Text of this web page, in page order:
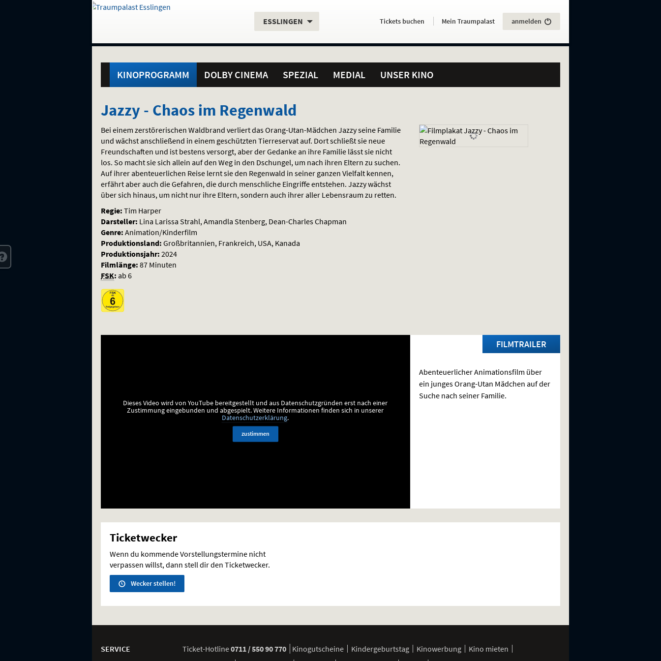
direkt
Inhalt
Menü
und
Gehe
Standortauswahl
Aktueller
ESSLINGEN Servicefunktionen
Aktuelles
HierTickets buchen . Mein Traumpalast anmelden
KINOPROGRAMM DOLBY CINEMA SPEZIAL MEDIAL UNSER KINO
Jazzy
Chaos
im
Regenwald
Jazzy - Chaos im Regenwald
Bei einem zerstörerischen Waldbrand verliert das Orang-Utan-Mädchen Jazzy seine Familie
und wächst anschließend in einem geschützten Tierreservat auf. Dort schließt sie neue
Freundschaften und ist bestens versorgt, aber der Gedanke an ihre Familie lässt sie nicht
los. So macht sie sich allein auf den Weg in den Dschungel, um nach ihren Eltern zu suchen.
Auf ihrer abenteuerlichen Reise lernt sie den Regenwald in seiner ganzen Vielfalt kennen,
erfährt aber auch die Gefahren, die durch menschliche Eingriffe entstehen. Jazzy wächst
über sich hinaus, um nicht nur ihre Eltern, sondern auch ihrer aller Lebensraum zu retten.
Regie: Tim Harper
Darsteller: Lina Larissa Strahl, Amandla Stenberg, Dean-Charles Chapman
Genre: Animation/Kinderfilm
Produktionsland: Großbritannien, Frankreich, USA, Kanada
Produktionsjahr: 2024
Filmlänge: 87 Minuten
FSK: ab 6
FILMTRAILER
Dieses Video wird von YouTube bereitgestellt und aus Datenschutzgründen erst nach einer
Zustimmung eingebunden und abgespielt.Weitere Informationen finden sich in unserer
Datenschutzerklärung.
zustimmen
Abenteuerlicher Animationsfilm über
ein junges Orang-Utan Mädchen auf der
Suche nach seiner Familie.
Ticketwecker
Wenn du kommende Vorstellungstermine nicht
verpassen willst, dann stell dir den Ticketwecker.
Wecker stellen!
SERVICE Ticket-Hotline0711 / 550 90 770 Kinogutscheine Kindergeburtstag Kinowerbung
Kino mieten